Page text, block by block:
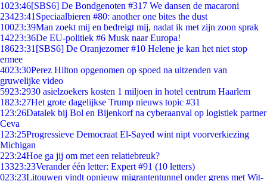
1023:46[SBS6] De Bondgenoten #317 We dansen de macaroni
23423:41 Speciaalbieren #80: another one bites the dust
10023:39Man zoekt mij en bedreigt mij, nadat ik met zijn zoon sprak
14223:36De EU-politiek #6 Musk naar Europa!
18623:31 [SBS6] De Oranjezomer #10 Helene je kan het niet stop
ermee
4023:30Perez Hilton opgenomen op spoed na uitzenden van
gruwelijke video
5923:2930 asielzoekers kosten 1 miljoen in hotel centrum Haarlem
1823:27Het grote dagelijkse Trump nieuws topic #31
1 23:26Datalek bij Bol en Bijenkorf na cyberaanval op logistiek partner
Ceva
1 23:25Progressieve Democraat El-Sayed wint nipt voorverkiezing
Michigan
223:24Hoe ga jij om met een relatiebreuk?
13323:23Verander één letter: Expert #91 (10 letters)
023:23Litouwen vindt opnieuw migrantentunnel onder grens met Wit-